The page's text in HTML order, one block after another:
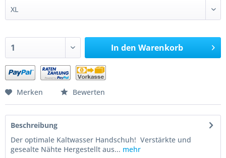
In den Warenkorb
Merken Bewerten
Beschreibung
Der optimale Kaltwasser Handschuh! Verstärkte und
gesealte Nähte Hergestellt aus... mehr